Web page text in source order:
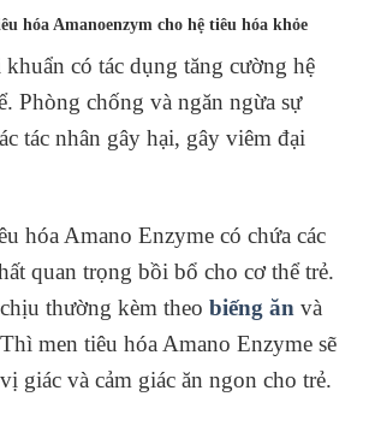
hóa Amanoenzym cho hệ tiêu hóa khỏe
có tác dụng tăng cường hệ
Phòng chống và ngăn ngừa sự
tác nhân gây hại, gây viêm đại
hóa Amano Enzyme có chứa các
quan trọng bồi bổ cho cơ thể trẻ.
thường kèm theo biếng ăn và
men tiêu hóa Amano Enzyme sẽ
giác và cảm giác ăn ngon cho trẻ.